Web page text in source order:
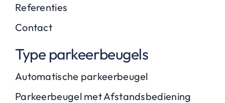
Referenties
Contact
Type parkeerbeugels
Automatische parkeerbeugel
Parkeerbeugel met Afstandsbediening